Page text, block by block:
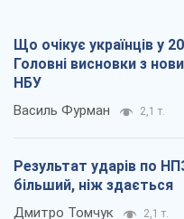
Що очікує українців у
Головні висновки з
НБУ
Василь Фурман 2,1 т.
Результат ударів по
більший, ніж здається
Дмитро Томчук 2,1 т.